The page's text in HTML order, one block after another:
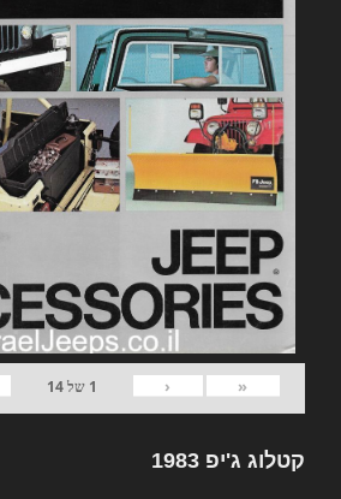
«
‹
1 של14
קטלוג ג'יפ 1983